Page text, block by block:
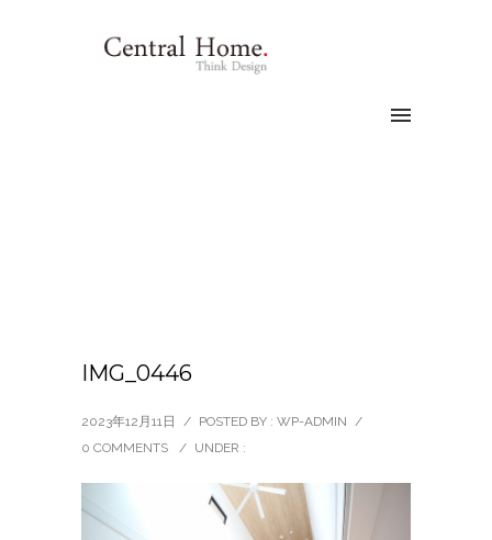
IMG_0446
2023年12月11日 / POSTED BY : WP-ADMIN /
0 COMMENTS
/ UNDER :